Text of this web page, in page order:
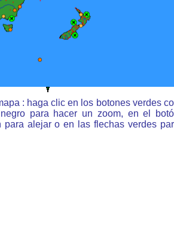
: haga clic en los botones verdes
para hacer un zoom, en el
para alejar o en las flechas verdes